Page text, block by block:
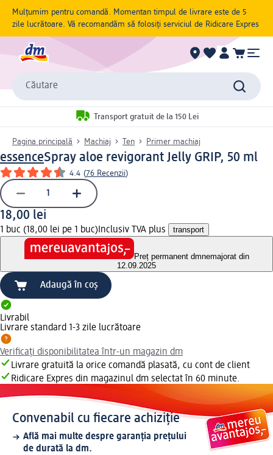
Mulțumim pentru comandă. Momentan timpul de livrare este de 5
zile lucrătoare. Vă recomandăm să folosiți serviciul de Ridicare Expres
Căutare
Transport gratuit de la 150 Lei
Pagina principală Machiaj Ten Primer machiaj
essenceSpray aloe revigorant Jelly GRIP, 50 ml
4.4 (76 Recenzii)
18,00 lei
1 buc (18,00 lei pe 1 buc) Inclusiv TVA plus transport
Preț permanent dmnemajorat din
12.09.2025
Adaugă în coș
Livrabil
Livrare standard 1-3 zile lucrătoare
Verificați disponibilitatea într-un magazin dm
Livrare gratuită la orice comandă plasată, cu cont de client
Ridicare Expres din magazinul dm selectat în 60 minute.
Convenabil cu fiecare achiziție
Află mai multe despre garanția prețului
de durată la dm.